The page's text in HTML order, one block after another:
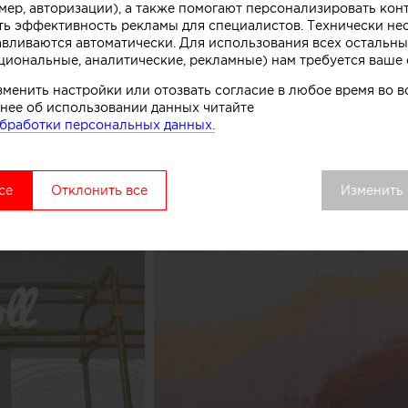
символизирующих систему охлаждения в автоматах
точки выделяется среди других объектов
сосредоточить внимание покупателей как на
процессе, в основе которого перемешивание слоев
рассказывают авторы этого небольшого
авторизации), а также помогают персонализировать
эффективность рекламы для специалистов. Технически
автоматически. Для использования всех
аналитические, рекламные) нам требуется ваше
настройки или отозвать согласие в любое время во
об использовании данных читайте
персональных данных.
Отклонить все Изменить